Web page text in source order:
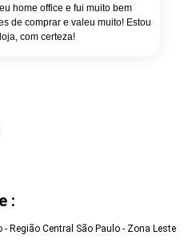
home office e fui muito bem
de comprar e valeu muito! Estou
com certeza!
:
- Região Central São Paulo - Zona Leste